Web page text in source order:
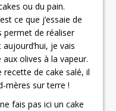
ou du pain.
ce que j’essaie de
permet de réaliser
je vais
olives à la vapeur.
recette de cake salé, il
mères sur terre !
fais pas ici un cake